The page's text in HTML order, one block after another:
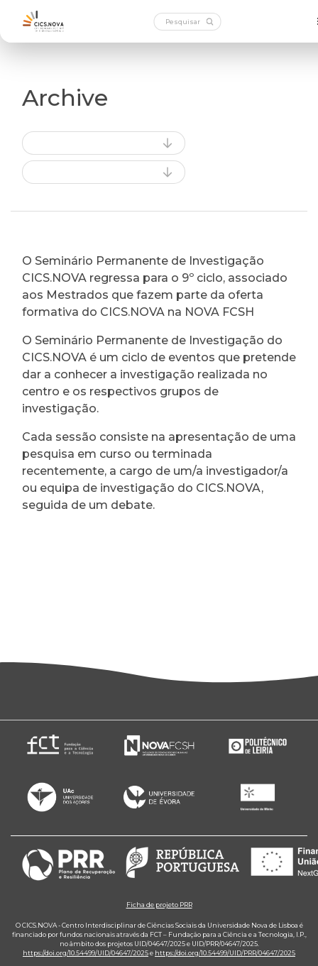
Archive
O Seminário Permanente de Investigação
CICS.NOVA regressa para o 9º ciclo, associado
aos Mestrados que fazem parte da oferta
formativa do CICS.NOVA na NOVA FCSH
O Seminário Permanente de Investigação do
CICS.NOVA é um ciclo de eventos que pretende
dar a conhecer a investigação realizada no
centro e os respectivos grupos de
investigação.
Cada sessão consiste na apresentação de uma
pesquisa em curso ou terminada
recentemente, a cargo de um/a investigador/a
ou equipa de investigação do CICS.NOVA,
seguida de um debate.
Ficha de projeto PRR
O CICS.NOVA - Centro Interdisciplinar de Ciências Sociais da Universidade Nova de Lisboa é
financiado por fundos nacionais através da FCT – Fundação para a Ciência e a Tecnologia, I.P.,
no âmbito dos projetos UID/04647/2025 e UID/PRR/04647/2025.
https://doi.org/10.54499/UID/04647/2025e https://doi.org/10.54499/UID/PRR/04647/2025